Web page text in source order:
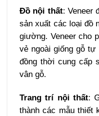
Đồ nội thất: Veneer
sản xuất các loại đồ
giường. Veneer cho
vẻ ngoài giống gỗ
đồng thời cung cấp
vân gỗ.
Trang trí nội thất:
thành các mẫu thiết